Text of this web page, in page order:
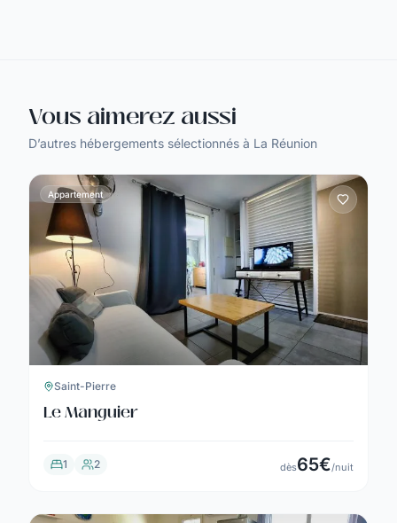
Vous aimerez aussi
D’autres hébergements sélectionnés à La Réunion
Appartement
Saint-Pierre
Le Manguier
1 2 dès65€/nuit